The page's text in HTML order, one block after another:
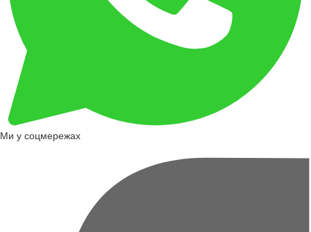
Ми у соцмережах